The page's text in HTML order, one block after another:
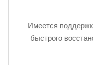
Имеется
быстрого